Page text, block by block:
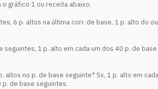
o gráfico 1 ou receita abaixo.
6 p. altos na última corr. de base, 1 p. alto do
1 p. alto em cada um dos 40 p. de
altos no p. de base seguinte* 5x, 1 p. alto em
de base seguintes.